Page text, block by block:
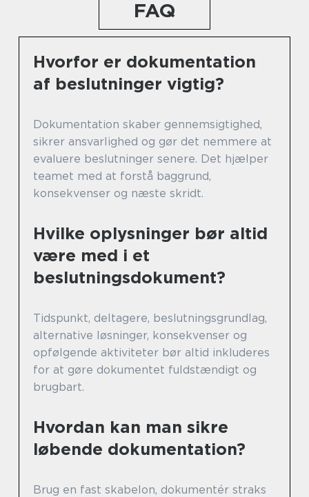
FAQ
Hvorfor er dokumentation
af beslutninger vigtig?
Dokumentation skaber gennemsigtighed,
sikrer ansvarlighed og gør det nemmere at
evaluere beslutninger senere. Det hjælper
teamet med at forstå baggrund,
konsekvenser og næste skridt.
Hvilke oplysninger bør altid
være med i et
beslutningsdokument?
Tidspunkt, deltagere, beslutningsgrundlag,
alternative løsninger, konsekvenser og
opfølgende aktiviteter bør altid inkluderes
for at gøre dokumentet fuldstændigt og
brugbart.
Hvordan kan man sikre
løbende dokumentation?
Brug en fast skabelon, dokumentér straks